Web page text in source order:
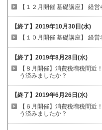
【１２月開催 基礎講座】 経営
【終了】 2019年10月30日(水)
【１０月開催 基礎講座】 経営
【終了】 2019年8月28日(水)
【８月開催】消費税増税間近
う済みましたか？
【終了】 2019年6月26日(水)
【６月開催】消費税増税間近
う済みましたか？